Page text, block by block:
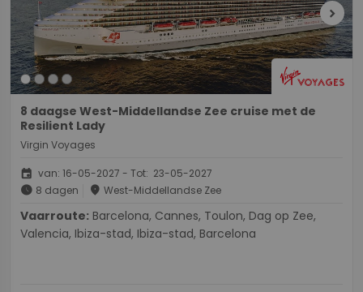
chevron_right
8 daagse West-Middellandse Zee cruise met de
Resilient Lady
Virgin Voyages
event van: 16-05-2027 - Tot: 23-05-2027
schedule 8 dagen place West-Middellandse Zee
Vaarroute:
Valencia, Ibiza-stad, Ibiza-stad, Barcelona